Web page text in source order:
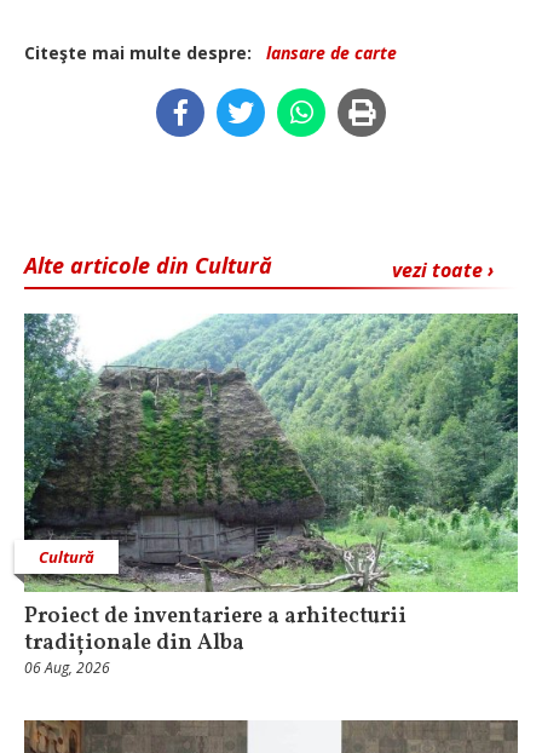
Citeşte mai multe despre: lansare de carte
vezi toate ›
Alte articole din Cultură
Cultură
Proiect de inventariere a arhitecturii
tradiționale din Alba
06 Aug, 2026